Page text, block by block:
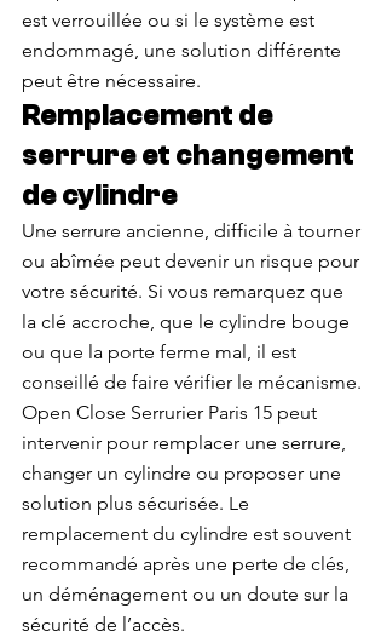
est verrouillée ou si le système est
endommagé, une solution différente
peut être nécessaire.
Remplacement de
serrure et changement
de cylindre
Une serrure ancienne, difficile à tourner
ou abîmée peut devenir un risque pour
votre sécurité. Si vous remarquez que
la clé accroche, que le cylindre bouge
ou que la porte ferme mal, il est
conseillé de faire vérifier le mécanisme.
Open Close Serrurier Paris 15 peut
intervenir pour remplacer une serrure,
changer un cylindre ou proposer une
solution plus sécurisée. Le
remplacement du cylindre est souvent
recommandé après une perte de clés,
un déménagement ou un doute sur la
sécurité de l’accès.